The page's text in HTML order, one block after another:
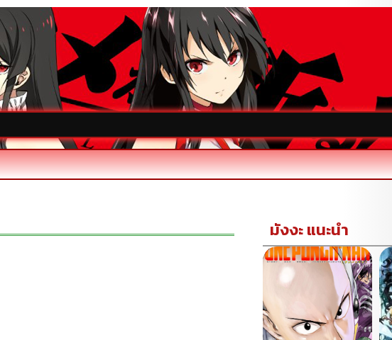
มังงะ แนะนำ